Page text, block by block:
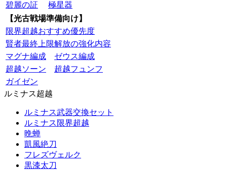
碧麗の証
極星器
【光古戦場準備向け】
限界超越おすすめ優先度
賢者最終上限解放の強化内容
マグナ編成
ゼウス編成
超越ソーン
超越フュンフ
ガイゼン
ルミナス超越
ルミナス武器交換セット
ルミナス限界超越
晩蝉
凱風絶刀
フレズヴェルク
黒漆太刀